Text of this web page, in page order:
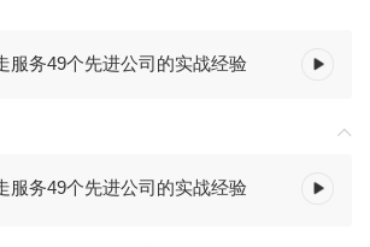
服务49个先进公司的实战经验
服务49个先进公司的实战经验